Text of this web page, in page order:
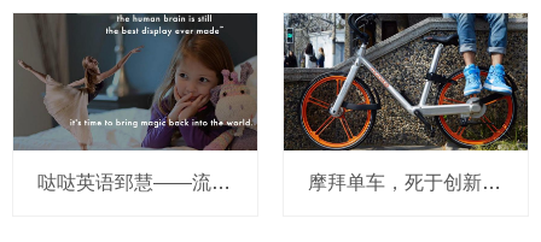
哒哒英语郅慧——流量这杯毒酒，你还喝吗？ 摩拜单车，死于创新的一百万种方式